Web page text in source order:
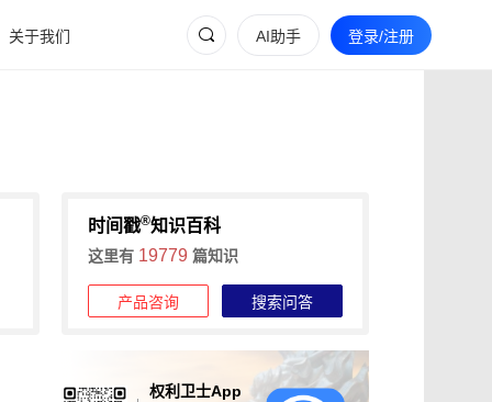
关于我们 AI助手 登录/注册
时间戳®知识百科
这里有 19779 篇知识
产品咨询 搜索问答
权利卫士App